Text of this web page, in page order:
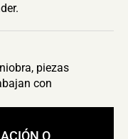
piezas
con
O